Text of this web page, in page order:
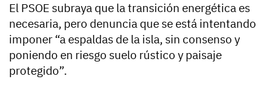
El PSOE subraya que la transición energética es
necesaria, pero denuncia que se está intentando
imponer “a espaldas de la isla, sin consenso y
poniendo en riesgo suelo rústico y paisaje
protegido”.